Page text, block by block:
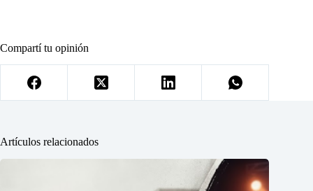
Compartí tu opinión
Artículos relacionados